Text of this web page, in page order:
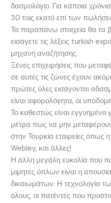
δασμολόγιο. Για κάποια
30 τοις εκατό επί των
Τα παραπάνω στοιχεία θα τα
εισάγετε τις λέξεις turkish
μηχανή αναζήτησης.
Ξένες επιχειρήσεις που
σε αυτές τις ζώνες έχουν
πρώτες ύλες εισάγονται
είναι αφορολόγητα, οι
Το καθεστώς είναι εγγυημένο
μέτρα πως να μην
στην Τουρκία εταιρείες
Webley, και άλλες!
Η άλλη μεγάλη ευκολία που
μιμητές όπλων είναι η
δικαιωμάτων. Η τεχνολογία
όλους, οι πατέντες που